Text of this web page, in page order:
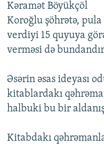
Kəramət Böyükçöl
Koroğlu şöhrətə,
verdiyi 15 quyuya
verməsi də
Əsərin əsas ideyası
kitablardakı
halbuki bu bir
Kitabdakı